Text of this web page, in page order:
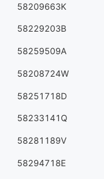
58209663K
58229203B
58259509A
58208724W
58251718D
58233141Q
58281189V
58294718E